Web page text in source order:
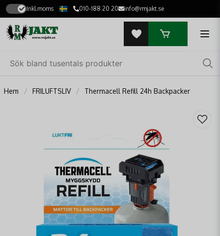
Inkl.moms 010-188 20 20 info@rmjakt.se
Hem FRILUFTSLIV Thermacell Refill 24h Backpacker